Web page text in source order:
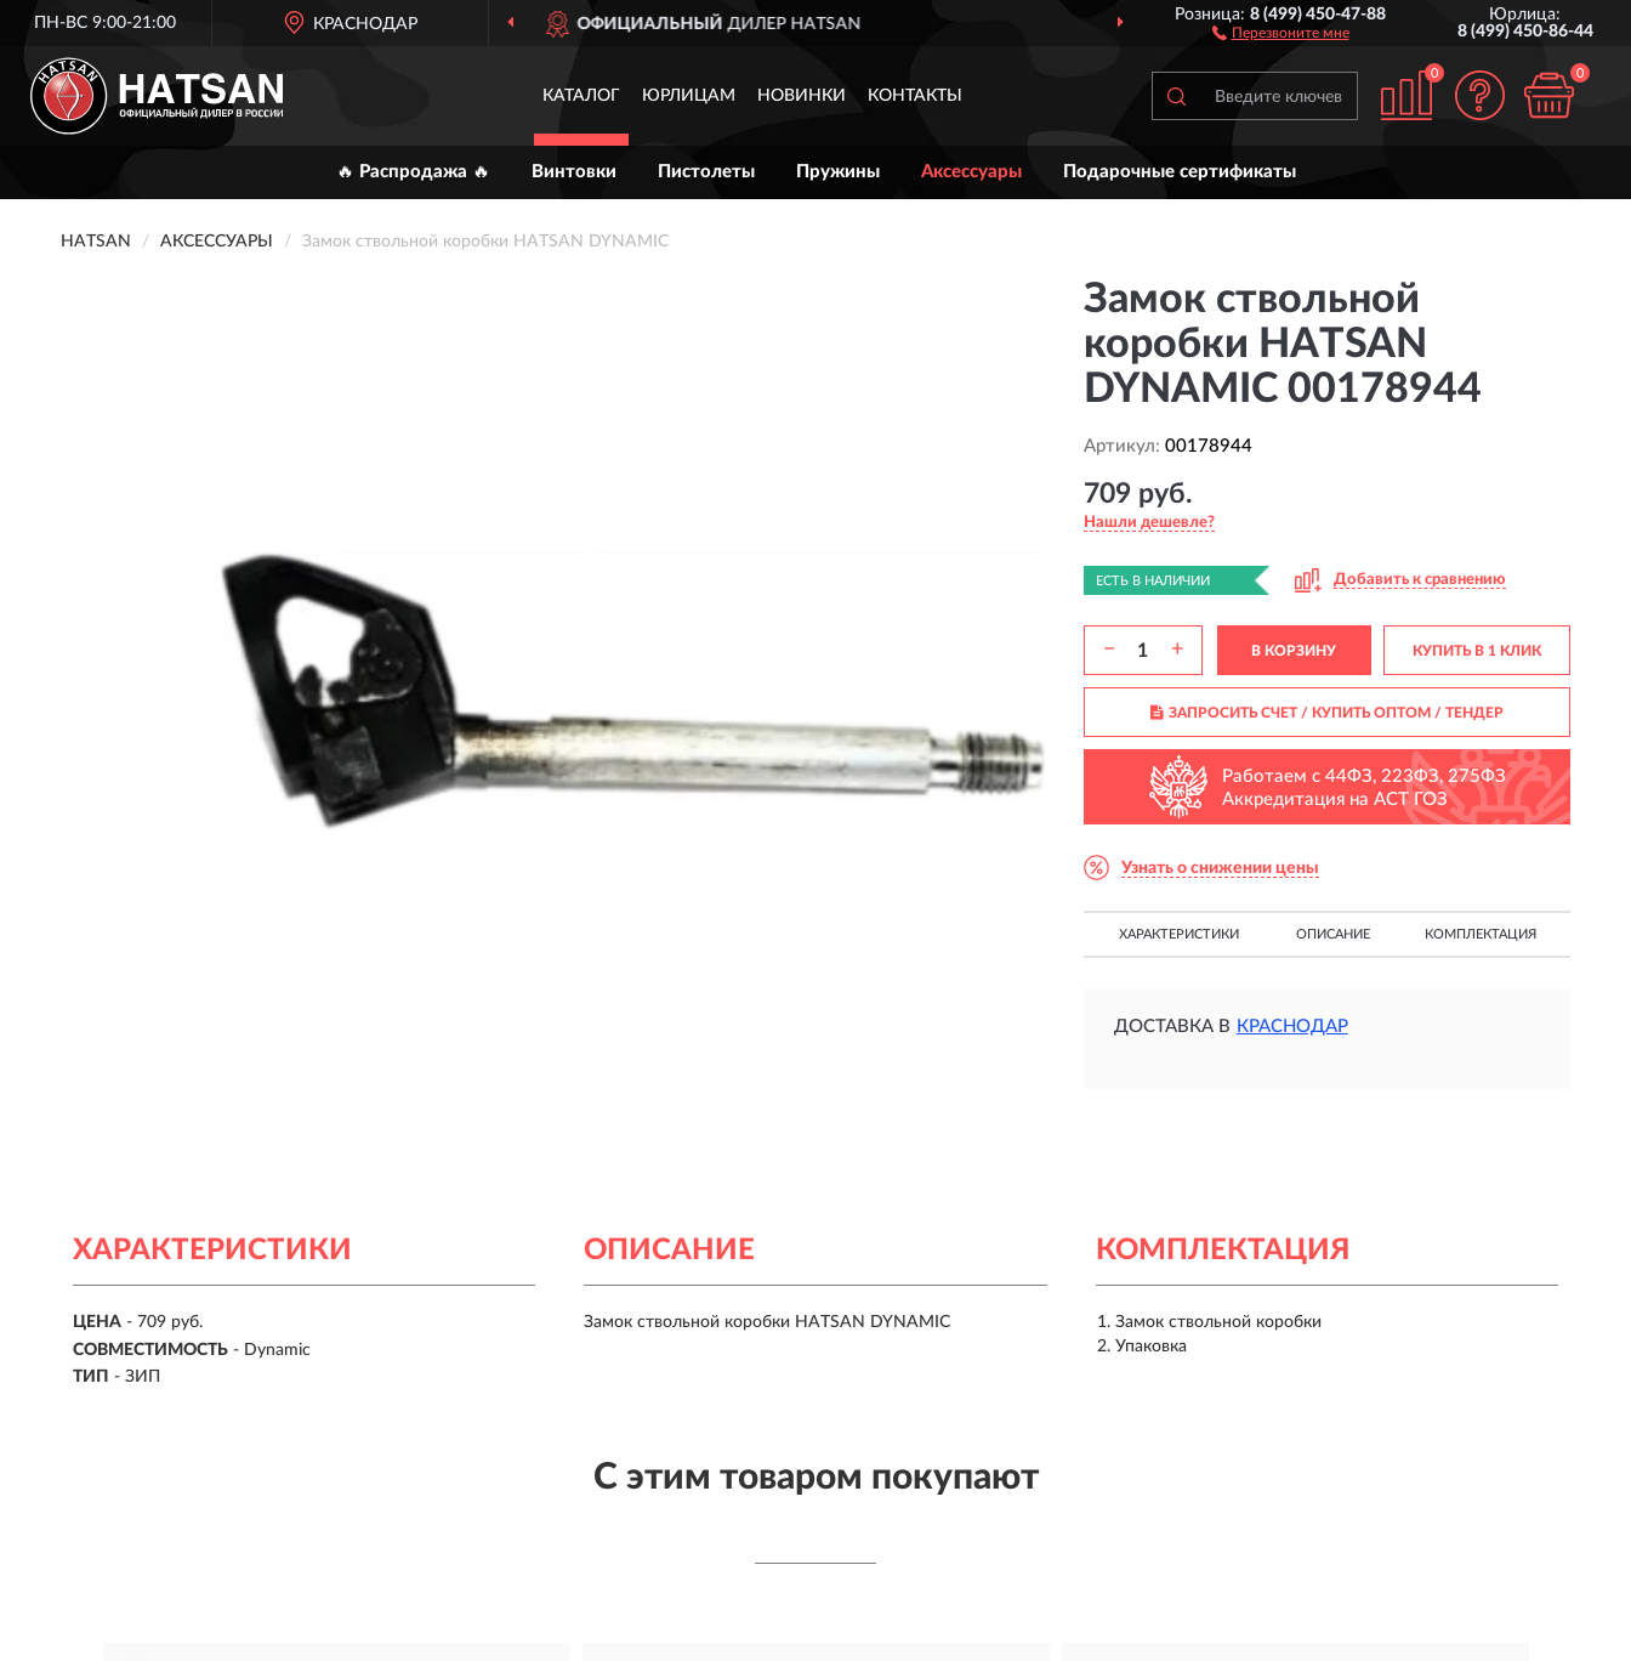
ПН-ВС 9:00-21:00 КРАСНОДАР
ОФИЦИАЛЬНЫЙДИЛЕР HATSAN ДО 7 ЛЕТГАРАНТИЯ
Розница:8 (499) 450-47-88
Перезвоните мне
Юрлица:
8 (499) 450-86-44
КАТАЛОГ ЮРЛИЦАМ НОВИНКИ КОНТАКТЫ
0 0
🔥 Распродажа 🔥 Винтовки Пистолеты Пружины Аксессуары Подарочные сертификаты
HATSAN АКСЕССУАРЫ Замок ствольной коробки HATSAN DYNAMIC
Замок ствольной
коробки HATSAN
DYNAMIC 00178944
Артикул: 00178944
709 руб.
Нашли дешевле?
ЕСТЬ В НАЛИЧИИ Добавить к сравнению
− + В КОРЗИНУ КУПИТЬ В 1 КЛИК
ЗАПРОСИТЬ СЧЕТ / КУПИТЬ ОПТОМ/ ТЕНДЕР
Работаем с 44ФЗ, 223ФЗ, 275ФЗ
Аккредитация на АСТ ГОЗ
Узнать о снижении цены
ХАРАКТЕРИСТИКИ ОПИСАНИЕ КОМПЛЕКТАЦИЯ
ДОСТАВКА В КРАСНОДАР
ХАРАКТЕРИСТИКИ
ЦЕНА - 709 руб.
СОВМЕСТИМОСТЬ - Dynamic
ТИП - ЗИП
КОМПЛЕКТАЦИЯ
Замок ствольной коробки
Упаковка
ОПИСАНИЕ
Замок ствольной коробки HATSAN DYNAMIC
С этим товаром покупают